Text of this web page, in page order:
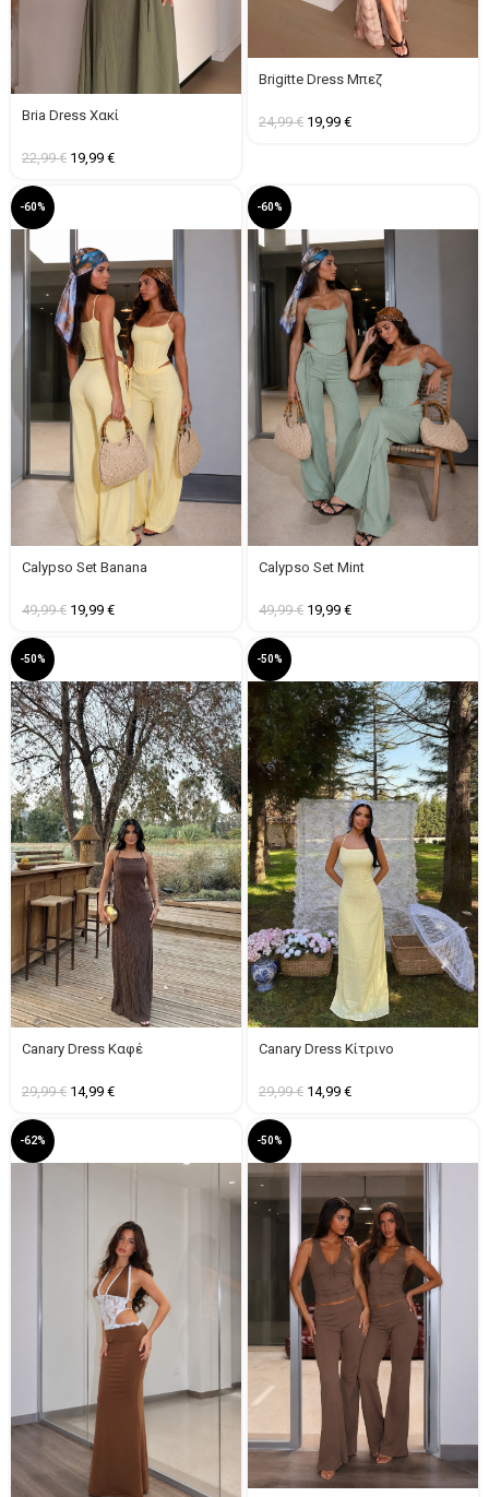
Bria Dress Χακί
22,99€ 19,99 €
Brigitte Dress Μπεζ
24,99€ 19,99 €
-60%
Calypso Set Banana
49,99€ 19,99 €
-60%
Calypso Set Mint
49,99€ 19,99 €
-50%
Canary Dress Καφέ
29,99€ 14,99 €
-50%
Canary Dress Κίτρινο
29,99€ 14,99 €
-62% -50%